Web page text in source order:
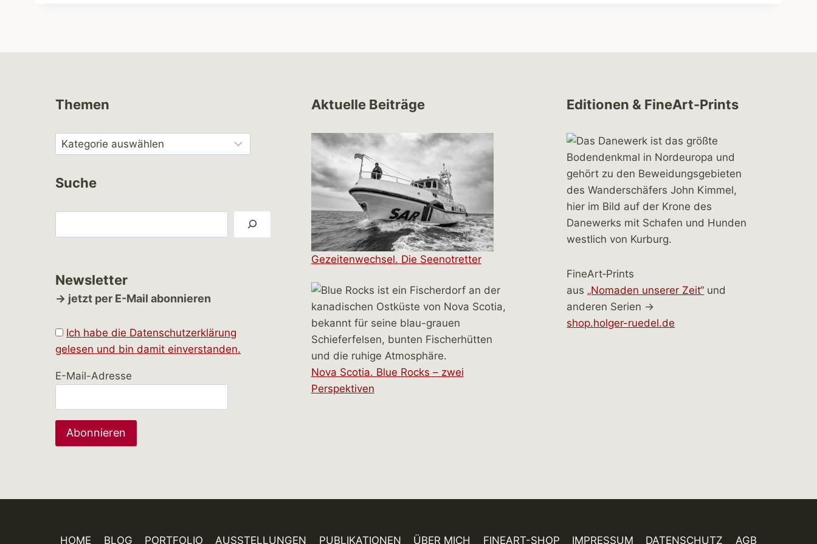
Themen
Suche
Newsletter
→ jetzt per E-Mail abonnieren
Ich habe die Datenschutzerklärung
gelesen und bin damit einverstanden.
E-Mail-Adresse
Aktuelle Beiträge
Gezeitenwechsel. Die Seenotretter
Nova Scotia. Blue Rocks – zwei
Perspektiven
Editionen & FineArt-Prints
FineArt‑Prints
aus „Nomaden unserer Zeit“ und
anderen Serien →
shop.holger-ruedel.de
HOME BLOG PORTFOLIO AUSSTELLUNGEN PUBLIKATIONEN ÜBER MICH FINEART-SHOP IMPRESSUM DATENSCHUTZ AGB